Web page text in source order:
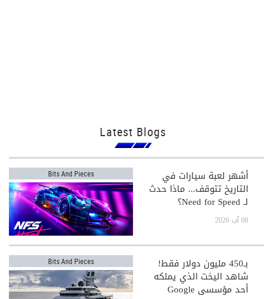
Latest Blogs
Bits And Pieces أشهر لعبة سيارات في
التاريخ تتوقف... ماذا حدث
لـ Need for Speed؟
08 آب 2026
Bits And Pieces بـ450 مليون دولار فقط!
شاهد اليخت الذي يملكه
أحد مؤسسي Google